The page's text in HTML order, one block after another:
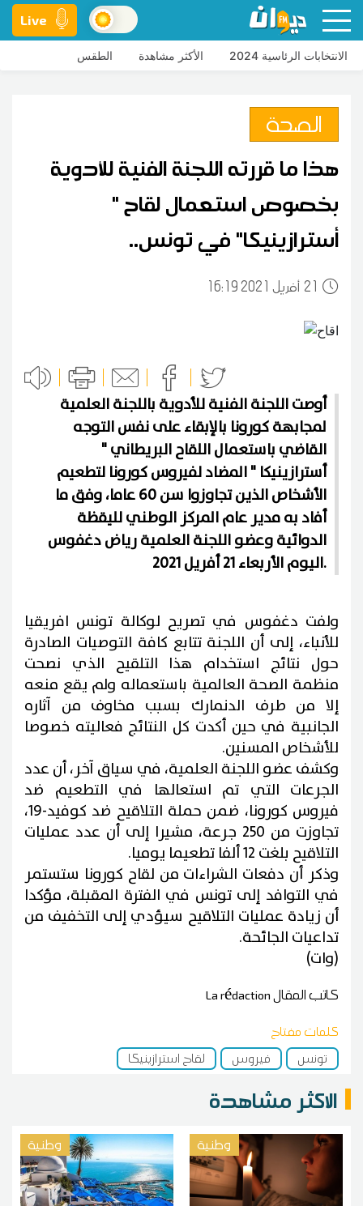
Live
الانتخابات الرئاسية 2024 الأكثر مشاهدة الطقس
الصحة
هذا ما قررته اللجنة الفنية للأدوية
بخصوص استعمال لقاح "
أسترازينيكا" في تونس..
21 16:19 2021 أفريل
أوصت اللجنة الفنية للأدوية باللجنة العلمية
لمجابهة كورونا بالإبقاء على نفس التوجه
القاضي باستعمال اللقاح البريطاني "
أسترازينيكا " المضاد لفيروس كورونا لتطعيم
الأشخاص الذين تجاوزوا سن 60 عاما، وفق ما
أفاد به مدير عام المركز الوطني لليقظة
الدوائية وعضو اللجنة العلمية رياض دغفوس
اليوم الأربعاء 21 أفريل 2021.
ولفت دغفوس في تصريح لوكالة تونس افريقيا
للأنباء، إلى أن اللجنة تتابع كافة التوصيات الصادرة
حول نتائج استخدام هذا التلقيح الذي نصحت
منظمة الصحة العالمية باستعماله ولم يقع منعه
إلا من طرف الدنمارك بسبب مخاوف من آثاره
الجانبية في حين أكدت كل النتائج فعاليته خصوصا
للأشخاص المسنين.
وكشف عضو اللجنة العلمية، في سياق آخر، أن عدد
الجرعات التي تم استعالها في التطعيم ضد
فيروس كورونا، ضمن حملة التلاقيح ضد كوفيد-19،
تجاوزت من 250 جرعة، مشيرا إلى أن عدد عمليات
التلاقيح بلغت 12 ألفا تطعيما يوميا.
وذكر أن دفعات الشراءات من لقاح كورونا ستستمر
في التوافد إلى تونس في الفترة المقبلة، مؤكدا
أن زيادة عمليات التلاقيح سيؤدي إلى التخفيف من
تداعيات الجائحة.
(وات)
كاتب المقالLa rédaction
كلمات مفتاح
تونس
فيروس لقاح استرازينيكا
الاكثر مشاهدة
وطنية وطنية